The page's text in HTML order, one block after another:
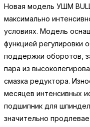
Новая модель УШМ
максимально
условиях. Модель
функцией регулировки
поддержки оборотов,
пара из
смазка редуктора.
месяцев интенсивных
подшипник для
значительно